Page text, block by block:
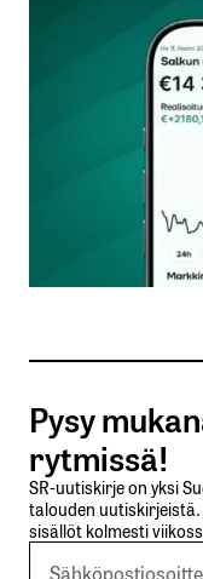
Kommentti*
Nimesi tai
Tilaa
Lähetä
Pysy
rytmissä!
SR-uutiskirje on yksi
talouden
sisällöt kolmesti